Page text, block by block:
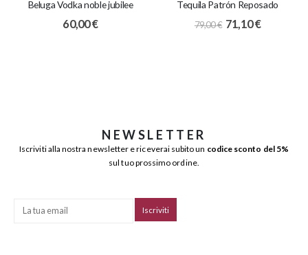
Beluga Vodka noble jubilee
60,00€
Tequila Patrón Reposado
79,00€ 71,10€
NEWSLETTER
Iscriviti alla nostra newsletter e riceverai subito un codice sconto del 5%
sul tuo prossimo ordine.